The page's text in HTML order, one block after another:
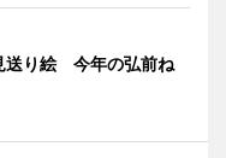
送り絵 今年の弘前ね